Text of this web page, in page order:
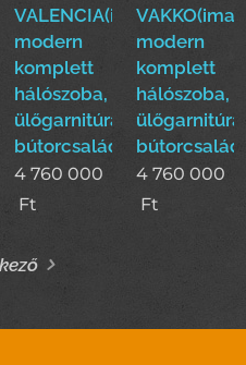
VALENCIA(ima)Luxus
modern
komplett
hálószoba,
ülőgarnitúra,étkező
bútorcsalád!
4 760 000
Ft
modern
komplett
hálószoba,
bútorcsalád!
4 760 000
Ft